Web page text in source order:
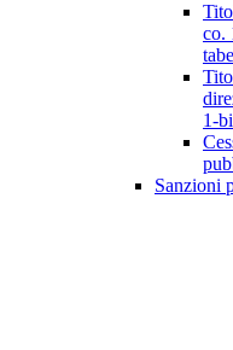
co.
1-
Sanzioni